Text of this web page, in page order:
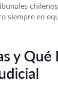
siempre en
y Qué